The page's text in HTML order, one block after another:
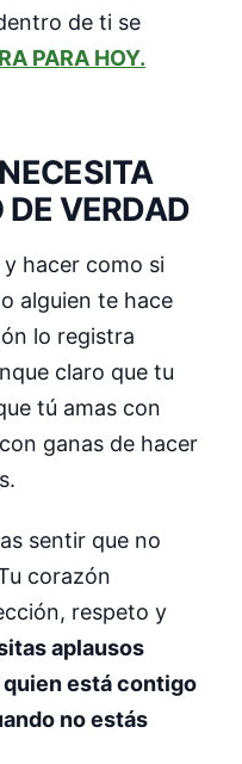
de ti se
PARA HOY.
DE VERDAD
hacer como si
alguien te hace
lo registra
claro que tu
tú amas con
ganas de hacer
sentir que no
corazón
respeto y
aplausos
está contigo
no estás